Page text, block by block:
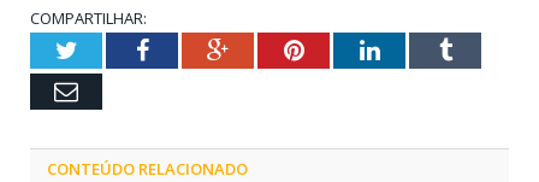
COMPARTILHAR:
TwitterFacebookGoogle+PinterestLinkedInTumblr
Email
CONTEÚDO RELACIONADO